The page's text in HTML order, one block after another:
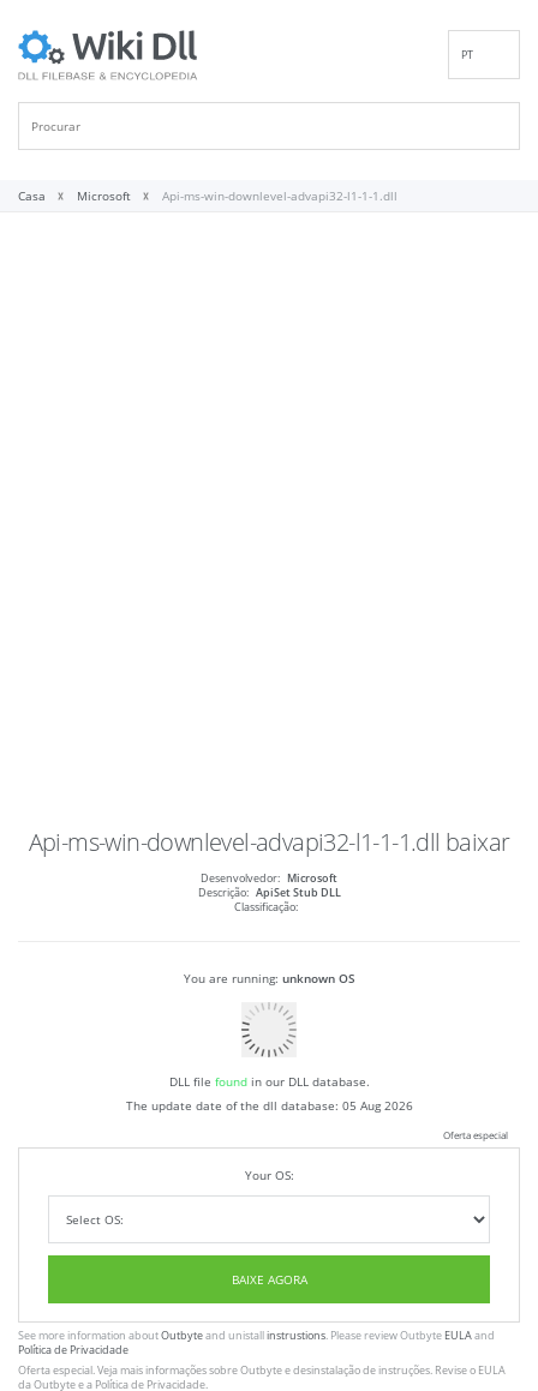
PT
Casa Microsoft Api-ms-win-downlevel-advapi32-l1-1-1.dll
Api-ms-win-downlevel-advapi32-l1-1-1.dll baixar
Desenvolvedor: Microsoft
Descrição: ApiSet Stub DLL
Classificação:
You are running: unknown OS
DLL file foundin our DLL database.
The update date of the dll database: 05 Aug 2026
Oferta especial
Your OS:
BAIXE AGORA
See more information aboutOutbyteand unistallinstrustions. Please review Outbyte EULAand
Política de Privacidade
Oferta especial. Veja mais informações sobreOutbytee desinstalaçãode instruções. Revise o EULA
da Outbyte e a Política de Privacidade.